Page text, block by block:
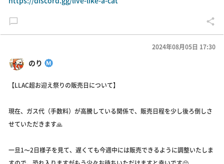
のり
2024年08月05日 17:30
【LLAC超お迎え祭りの販売日について】
現在、ガス代（手数料）が高騰している関係で、販売日程を少し後ろ倒しさ
せていただきます🙏
一旦1〜2日様子を見て、遅くても今週中には販売できるように調整いたしま